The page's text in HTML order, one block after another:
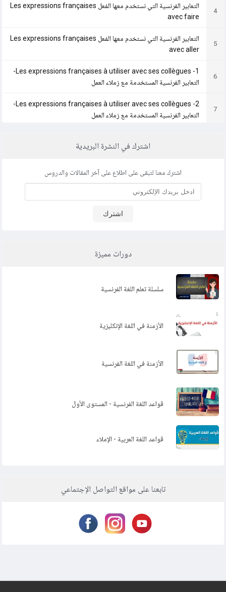
4
التعابير الفرنسية التي نستخدم معها الفعل Les expressions françaises
avec faire
5
التعابير الفرنسية التي نستخدم معها الفعل Les expressions françaises
avec aller
6
Les expressions françaises à utiliser avec ses collègues -1-
التعابير الفرنسية المستخدمة مع زملاء العمل
7
Les expressions françaises à utiliser avec ses collègues -2-
التعابير الفرنسية المستخدمة مع زملاء العمل
Les expressions françaises Courantes -2 - التعابير الفرنسية
التعابير الفرنسية التي تستخدم للتواصل في العمل
التعابير الفرنسية التي نستخدم معها الفعل Les expressions françaises
13
avec savoir
14
avec pouvoir
15 أهم الكلمات الفرنسية من أصل عربي
اشترك في النشرة البريدية
اشترك معنا لتبقى على اطلاع على آخر المقالات والدروس
اشترك
دورات مميزة
سلسلة تعلم اللغة الفرنسية
الأزمنة في اللغة الإنكليزية
الأزمنة في اللغة الفرنسية
قواعد اللغة الفرنسية - المستوى الأول
قواعد اللغة العربية - الإملاء
تابعنا على مواقع التواصل الإجتماعي